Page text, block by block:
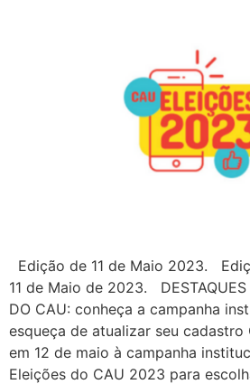
Edição de 11 de Maio 2023.
11 de Maio de 2023.
DO CAU: conheça a campanha
esqueça de atualizar seu cadastro
em 12 de maio à campanha
Eleições do CAU 2023 para